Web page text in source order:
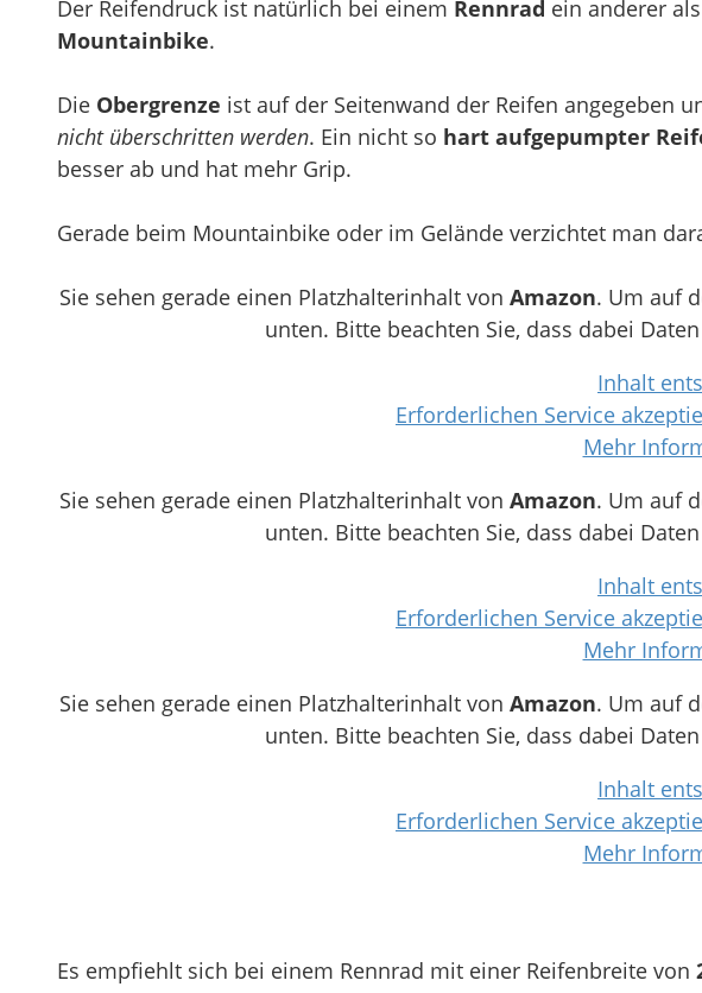
Der Reifendruck ist natürlich bei einem Rennrad ein anderer
Mountainbike.
Die Obergrenze ist auf der Seitenwand der Reifen angegeben
nicht überschritten werden. Ein nicht so hart aufgepumpter
besser ab und hat mehr Grip.
Gerade beim Mountainbike oder im Gelände verzichtet man
Sie sehen gerade einen Platzhalterinhalt von Amazon. Um auf
unten. Bitte beachten Sie, dass dabei
Inhalt
Erforderlichen Service
Mehr
Sie sehen gerade einen Platzhalterinhalt von Amazon. Um auf
unten. Bitte beachten Sie, dass dabei
Inhalt
Erforderlichen Service
Mehr
Sie sehen gerade einen Platzhalterinhalt von Amazon. Um auf
unten. Bitte beachten Sie, dass dabei
Inhalt
Erforderlichen Service
Mehr
Es empfiehlt sich bei einem Rennrad mit einer Reifenbreite von